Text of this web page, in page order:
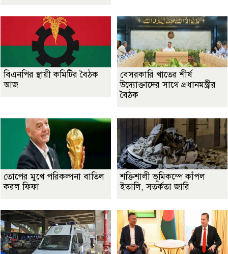
বিএনপির স্থায়ী কমিটির বৈঠক
আজ
বেসরকারি খাতের শীর্ষ
উদ্যোক্তাদের সাথে প্রধানমন্ত্রীর
বৈঠক
তোপের মুখে পরিকল্পনা বাতিল
করল ফিফা
শক্তিশালী ভূমিকম্পে কাঁপল
ইতালি, সতর্কতা জারি